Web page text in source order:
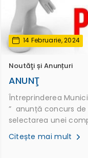
14 Februarie, 2024
Noutăţi și Anunțuri
ANUNŢ
Întreprinderea
” anunță concurs
selectarea unei
Citește mai mult